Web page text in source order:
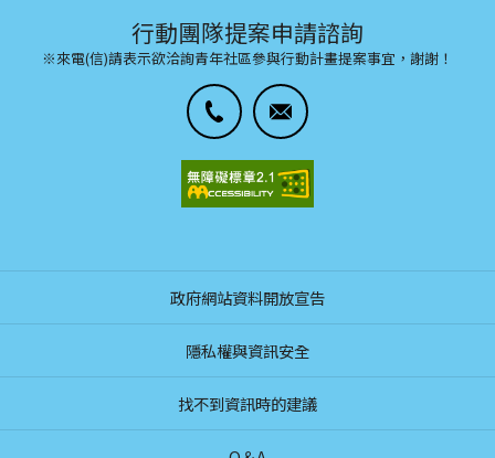
行動團隊提案申請諮詢
※來電(信)請表示欲洽詢青年社區參與行動計畫提案事宜，謝謝！
政府網站資料開放宣告
隱私權與資訊安全
找不到資訊時的建議